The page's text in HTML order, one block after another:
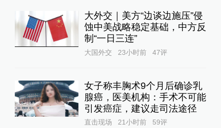
大外交｜美方“边谈边施压”侵
蚀中美战略稳定基础，中方反
制“一日三连”
大国外交 23小时前 47评
女子称丰胸术9个月后确诊乳
腺癌，医美机构：手术不可能
引发癌症，建议走司法途径
直击现场 21小时前 59评